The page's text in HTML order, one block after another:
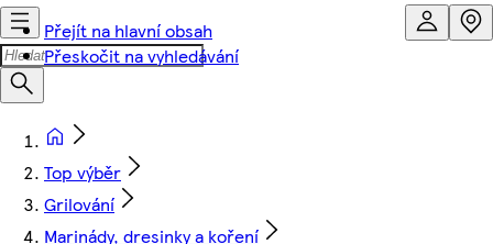
Přejít na hlavní obsah
Přeskočit na vyhledávání
Top výběr
Grilování
Marinády, dresinky a koření